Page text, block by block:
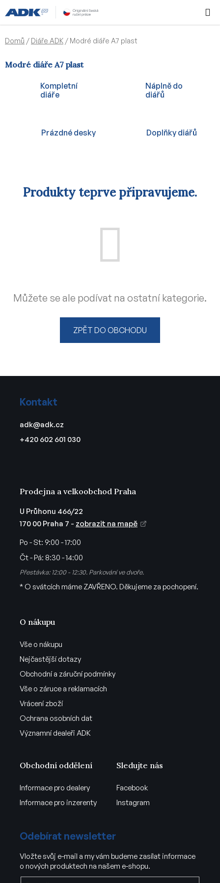
na
obsah
KOŠÍK
Domů / Diáře ADK / Modré diáře A7 plast
Modré diáře A7 plast
Kompletní
diáře
Náplně do
diářů
Prázdné desky Doplňky diářů
Produkty teprve připravujeme.
Můžete se ale podívat na ostatní kategorie.
ZPĚT DO OBCHODU
Kontakt
adk@adk.cz
+420 602 601 030
O nákupu
Vše o nákupu
Nejčastější dotazy
Obchodní a záruční podmínky
Vše o záruce a reklamacích
Vrácení zboží
Ochrana osobních dat
Významní dealeři ADK
Prodejna a velkoobchod Praha
U Průhonu 466/22
170 00 Praha 7 - zobrazit na mapě
Po - St: 9:00 - 17:00
Čt - Pá: 8:30 - 14:00
Přestávka: 12:00 - 12:30. Parkování ve dvoře.
* O svátcích máme ZAVŘENO. Děkujeme za pochopení.
Obchodní oddělení
Informace pro dealery
Informace pro inzerenty
Sledujte nás
Facebook
Instagram
Odebírat newsletter
Vložte svůj e-mail a my vám budeme zasílat informace
o nových produktech na našem e-shopu.